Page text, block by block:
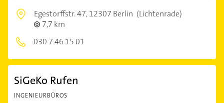
Egestorffstr. 47,12307 Berlin (Lichtenrade)
7,7 km
030 7 46 15 01
SiGeKo Rufen
INGENIEURBÜROS